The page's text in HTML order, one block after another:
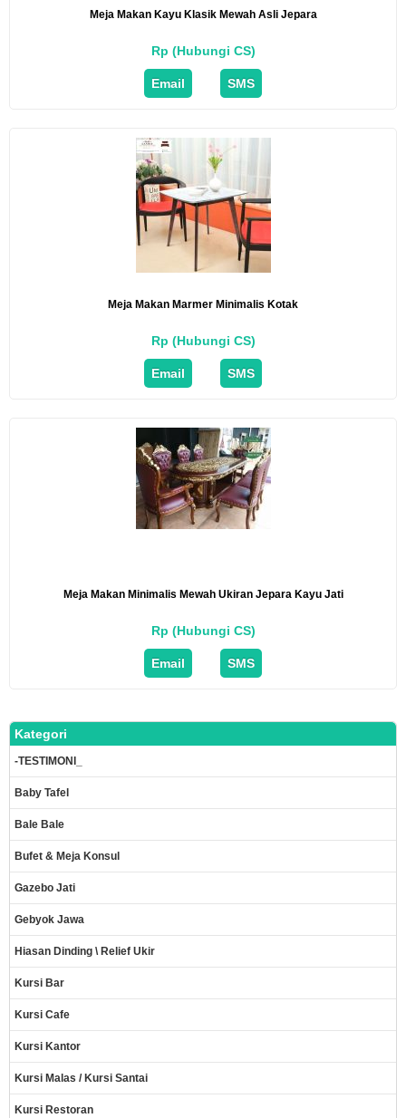
Meja Makan Kayu Klasik Mewah Asli Jepara
Rp (Hubungi CS)
Email SMS
Meja Makan Marmer Minimalis Kotak
Rp (Hubungi CS)
Email SMS
Meja Makan Minimalis Mewah Ukiran Jepara Kayu Jati
Rp (Hubungi CS)
Email SMS
Kategori
-TESTIMONI_
Baby Tafel
Bale Bale
Bufet & Meja Konsul
Gazebo Jati
Gebyok Jawa
Hiasan Dinding \ Relief Ukir
Kursi Bar
Kursi Cafe
Kursi Kantor
Kursi Malas / Kursi Santai
Kursi Restoran